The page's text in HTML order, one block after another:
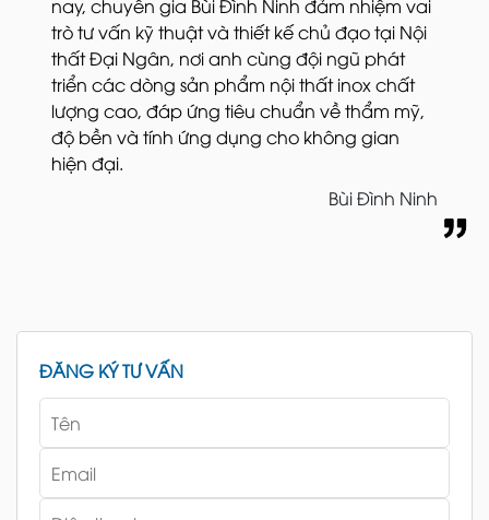
nay, chuyên gia Bùi Đình Ninh đảm nhiệm vai
trò tư vấn kỹ thuật và thiết kế chủ đạo tại Nội
thất Đại Ngân, nơi anh cùng đội ngũ phát
triển các dòng sản phẩm nội thất inox chất
lượng cao, đáp ứng tiêu chuẩn về thẩm mỹ,
độ bền và tính ứng dụng cho không gian
hiện đại.
Bùi Đình Ninh
ĐĂNG KÝ TƯ VẤN